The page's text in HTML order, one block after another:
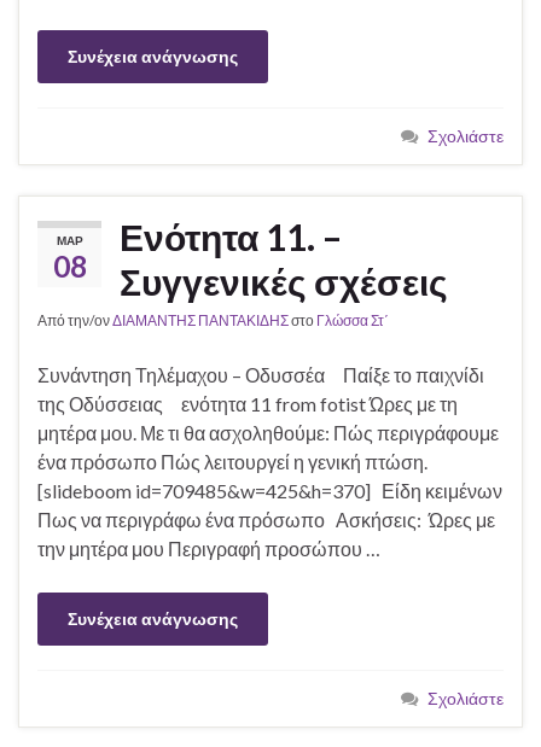
Συνέχεια ανάγνωσης
Σχολιάστε
ΜΑΡ
08
Ενότητα 11. –
Συγγενικές σχέσεις
Από την/ονΔΙΑΜΑΝΤΗΣ ΠΑΝΤΑΚΙΔΗΣστο Γλώσσα Στ΄
Συνάντηση Τηλέμαχου – Οδυσσέα Παίξε το παιχνίδι
της Οδύσσειας ενότητα 11 from fotist Ώρες με τη
μητέρα μου. Με τι θα ασχοληθούμε: Πώς περιγράφουμε
ένα πρόσωπο Πώς λειτουργεί η γενική πτώση.
[slideboom id=709485&w=425&h=370] Είδη κειμένων
Πως να περιγράφω ένα πρόσωπο Ασκήσεις: Ώρες με
την μητέρα μου Περιγραφή προσώπου …
Συνέχεια ανάγνωσης
Σχολιάστε